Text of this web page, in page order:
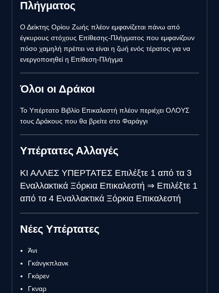
Πλήγματος
Ο Δείκτης Ορίου Ζωής πλέον εμφανίζεται πάνω από
έγκυρους στόχους Επίθεσης-Πλήγματος που εμφανίζουν
πόσο χαμηλή πρέπει να είναι η ζωή ενός τέρατος για να
ενεργοποιηθεί η Επίθεση-Πλήγμα
Όλοι οι Δράκοι
Το Υπέρτατο Βιβλίο Επικαλεστή πλέον περιέχει ΟΛΟΥΣ
τους Δράκους που θα βρείτε στο Φαράγγι
Υπέρτατες Αλλαγές
ΚΙ ΑΛΛΕΣ ΥΠΕΡΤΑΤΕΣ Επιλέξτε 1 από τα 3
Εναλλακτικά Ξόρκια Επικαλεστή ⇒ Επιλέξτε 1
από τα 4 Εναλλακτικά Ξόρκια Επικαλεστή
Νέες Υπέρτατες
Άνι
Γκάνγκπλανκ
Γκάρεν
Γκναρ